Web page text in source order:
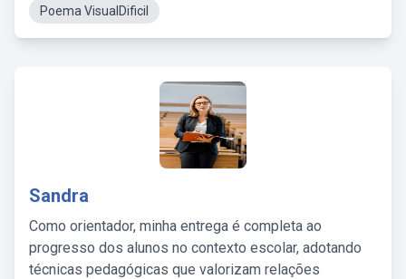
Poema VisualDificil
Sandra
Como orientador, minha entrega é completa ao
progresso dos alunos no contexto escolar, adotando
técnicas pedagógicas que valorizam relações